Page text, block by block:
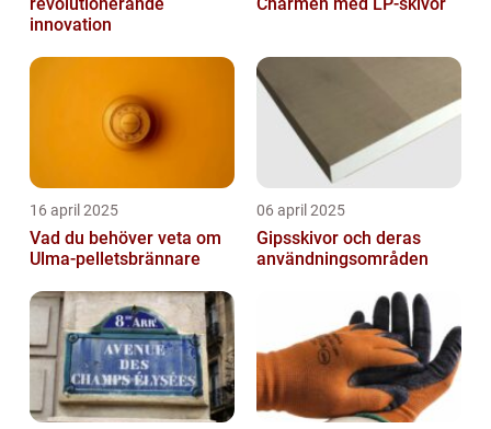
innovation
16 april 2025
Vad du behöver veta om
Ulma-pelletsbrännare
06 april 2025
Gipsskivor och deras
användningsområden